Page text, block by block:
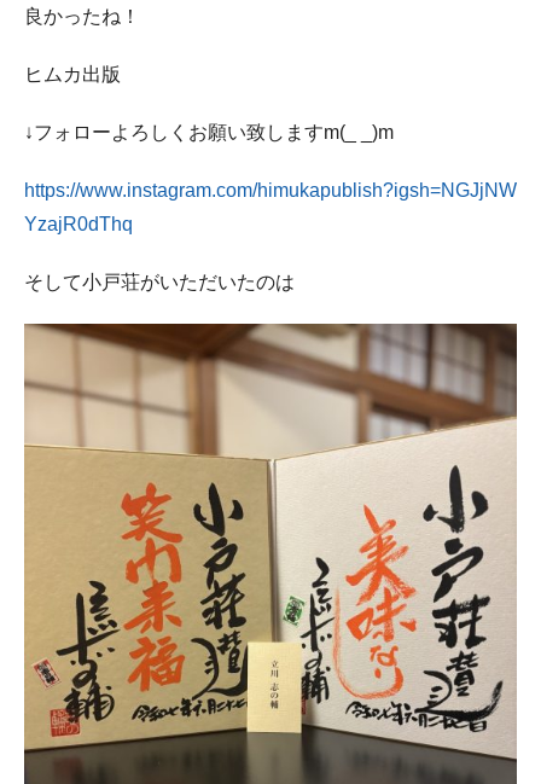
良かったね！
ヒムカ出版
↓フォローよろしくお願い致しますm(_ _)m
https://www.instagram.com/himukapublish?igsh=NGJjNW
YzajR0dThq
そして小戸荘がいただいたのは